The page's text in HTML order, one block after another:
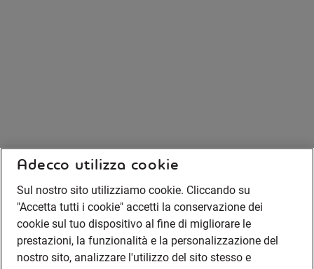
Adecco utilizza cookie
Sul nostro sito utilizziamo cookie. Cliccando su
"Accetta tutti i cookie" accetti la conservazione dei
cookie sul tuo dispositivo al fine di migliorare le
prestazioni, la funzionalità e la personalizzazione del
nostro sito, analizzare l'utilizzo del sito stesso e